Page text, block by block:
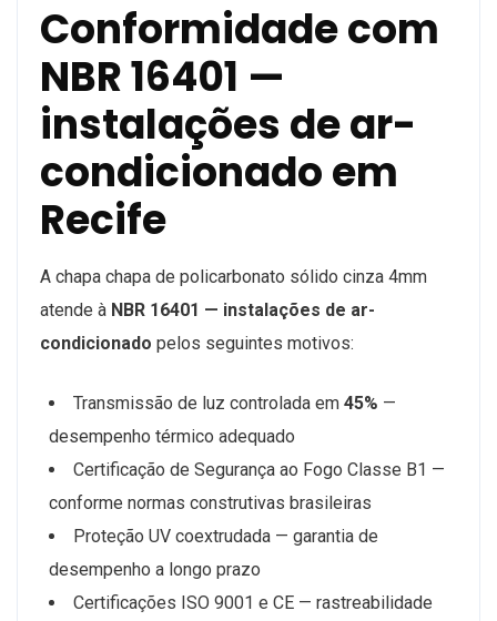
Conformidade com
NBR 16401 —
instalações de ar-
condicionado em
Recife
A chapa chapa de policarbonato sólido cinza 4mm
atende à NBR 16401 — instalações de ar-
condicionado pelos seguintes motivos:
Transmissão de luz controlada em 45% —
desempenho térmico adequado
Certificação de Segurança ao Fogo Classe B1 —
conforme normas construtivas brasileiras
Proteção UV coextrudada — garantia de
desempenho a longo prazo
Certificações ISO 9001 e CE — rastreabilidade